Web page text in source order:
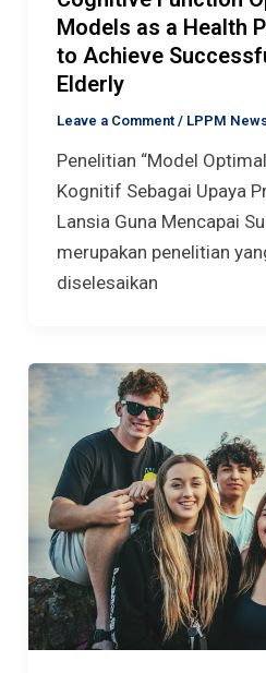
Models as a Health
to Achieve
Elderly
Leave a Comment / LPPM
Penelitian “Model
Kognitif Sebagai Upaya
Lansia Guna Mencapai
merupakan penelitian
diselesaikan